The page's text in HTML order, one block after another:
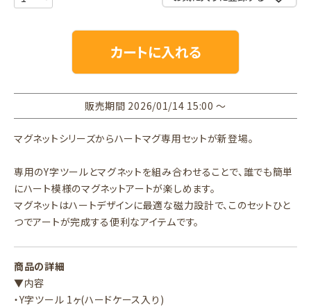
カートに入れる
販売期間 2026/01/14 15:00〜
マグネットシリーズからハートマグ専用セットが新登場。
専用のY字ツールとマグネットを組み合わせることで、誰でも簡単
にハート模様のマグネットアートが楽しめます。
マグネットはハートデザインに最適な磁力設計で、このセットひと
つでアートが完成する便利なアイテムです。
商品の詳細
▼内容
・Y字ツール 1ヶ(ハードケース入り)